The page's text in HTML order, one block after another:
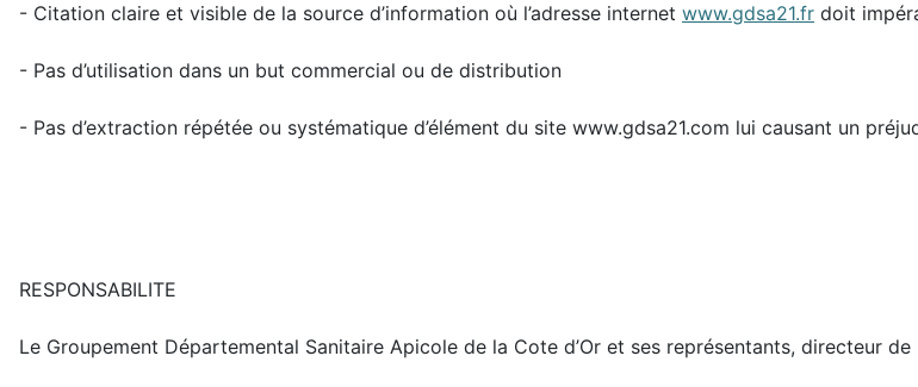
- Citation claire et visible de la source d’information où l’adresse internet www.gdsa21.fr doit
- Pas d’utilisation dans un but commercial ou de distribution
- Pas d’extraction répétée ou systématique d’élément du site www.gdsa21.com lui causant un
RESPONSABILITE
Le Groupement Départemental Sanitaire Apicole de la Cote d’Or et ses représentants, directeur